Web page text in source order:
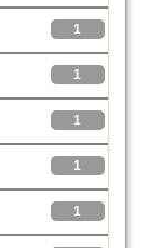
1
1
1
1
1